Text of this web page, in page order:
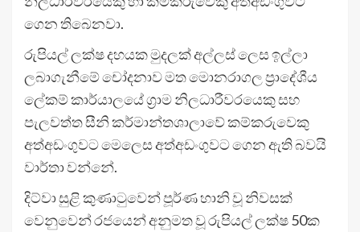
ගෙන තිබෙනවා.
රුපියල් ලක්ෂ දහයක මුදලක් අල්ලස් ලෙස ඉල්ලා
ලබාගැනීමේ චෝදනාව මත මොනරාගල ප්‍රාදේශීය
ලේකම් කාර්යාලයේ ග්‍රාම නිලධාරීවරයෙකු සහ
පැලවත්ත සීනි කර්මාන්තශාලාවේ කම්කරුවෙකු
අත්අඩංගුවට මෙලෙස අත්අඩංගුවට ගෙන ඇති බවයි
වාර්තා වන්නේ.
දිට්වා සුළි කුණාටුවෙන් පූර්ණ හානි වූ නිවසක්
වෙනුවෙන් රජයෙන් අනුමත වූ රුපියල් ලක්ෂ 50ක